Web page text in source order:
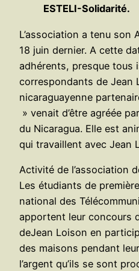
ESTELI-Solidarité.
L’association a tenu son
18 juin dernier. A cette
adhérents, presque tous
correspondants de Jean
nicaraguayenne
» venait d’être agréée
du Nicaragua. Elle est
qui travaillent avec Jean
Activité de l’association
Les étudiants de
national des
apportent leur concours
deJean Loison en
des maisons pendant
l’argent qu’ils se sont